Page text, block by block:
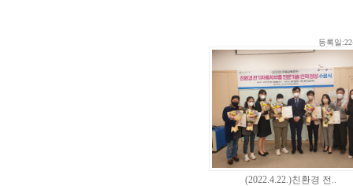
등록일
(2022.4.22.)친환경 전..